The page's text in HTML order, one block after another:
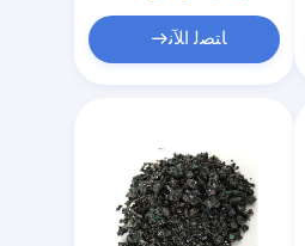
ﺎﺘﺼﻟ ﺍﻶﻧ